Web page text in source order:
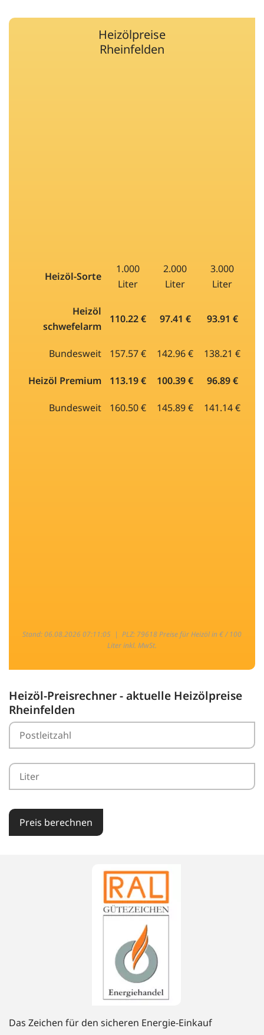
Heizölpreise
Rheinfelden
Heizöl-Sorte
1.000
Liter
2.000
Liter
3.000
Liter
Heizöl
schwefelarm
110.22 € 97.41 € 93.91 €
Bundesweit 157.57 € 142.96 € 138.21 €
Heizöl Premium 113.19 € 100.39 € 96.89 €
Bundesweit 160.50 € 145.89 € 141.14 €
Stand: 06.08.2026 07:11:05 | PLZ: 79618 Preise für Heizöl in € / 100
Liter inkl. MwSt.
Heizöl-Preisrechner - aktuelle Heizölpreise
Rheinfelden
Preis berechnen
Das Zeichen für den sicheren Energie-Einkauf